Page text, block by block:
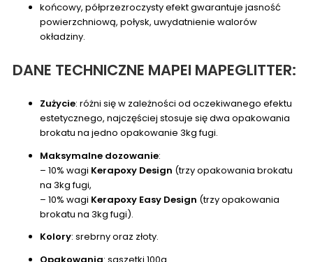
końcowy, półprzezroczysty efekt gwarantuje jasność
powierzchniową, połysk, uwydatnienie walorów
okładziny.
DANE TECHNICZNE MAPEI MAPEGLITTER:
Zużycie: różni się w zależności od oczekiwanego efektu
estetycznego, najczęściej stosuje się dwa opakowania
brokatu na jedno opakowanie 3kg fugi.
Maksymalne dozowanie:
– 10% wagi Kerapoxy Design (trzy opakowania brokatu
na 3kg fugi,
– 10% wagi Kerapoxy Easy Design (trzy opakowania
brokatu na 3kg fugi).
Kolory: srebrny oraz złoty.